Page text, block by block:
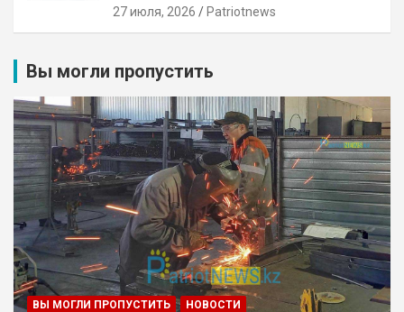
27 июля, 2026 Patriotnews
Вы могли пропустить
ВЫ МОГЛИ ПРОПУСТИТЬ НОВОСТИ